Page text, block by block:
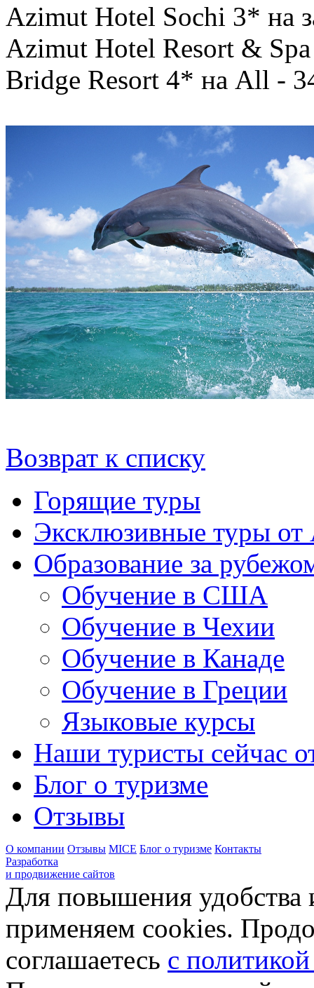
Azimut Hotel Sochi 3* на
Azimut Hotel Resort &
Bridge Resort 4* на All -
Возврат к списку
Горящие туры
Эксклюзивные туры от
Образование за
Обучение в США
Обучение в Чехии
Обучение в Канаде
Обучение в Греции
Языковые курсы
Наши туристы сейчас
Блог о туризме
Отзывы
О компании Отзывы MICE Блог о туризме Контакты
Разработка
и продвижение сайтов
Для повышения удобства
применяем cookies.
соглашаетесь с